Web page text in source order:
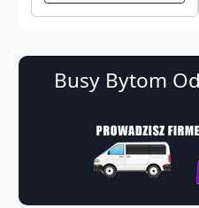
Busy Bytom